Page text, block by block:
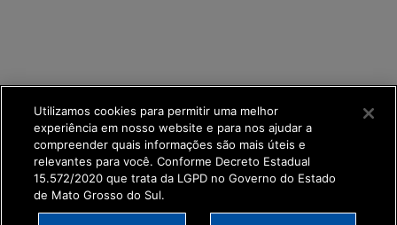
SETDIG | Secretaria-Executiva de Transformação
Utilizamos cookies para permitir uma melhor
experiência em nosso website e para nos ajudar a
compreender quais informações são mais úteis e
relevantes para você. Conforme Decreto Estadual
15.572/2020 que trata da LGPD no Governo do Estado
de Mato Grosso do Sul.